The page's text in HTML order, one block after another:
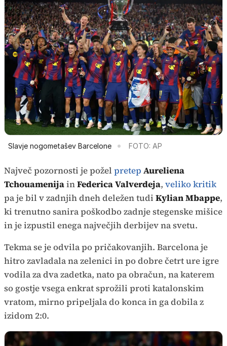
Slavje nogometašev Barcelone FOTO: AP
Največ pozornosti je požel pretep Aureliena
TchouamenijainFederica Valverdeja, veliko kritik
pa je bil v zadnjih dneh deležen tudi Kylian Mbappe,
ki trenutno sanira poškodbo zadnje stegenske mišice
in je izpustil enega največjih derbijev na svetu.
Tekma se je odvila po pričakovanjih. Barcelona je
hitro zavladala na zelenici in po dobre četrt ure igre
vodila za dva zadetka, nato pa obračun, na katerem
so gostje vsega enkrat sprožili proti katalonskim
vratom, mirno pripeljala do konca in ga dobila z
izidom 2:0.